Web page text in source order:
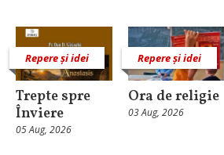
Repere și idei
Trepte spre
Înviere
05 Aug, 2026
Repere și idei
Ora de religie
03 Aug, 2026